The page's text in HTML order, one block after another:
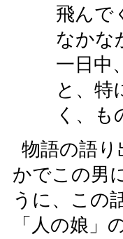
飛んで
なかな
一日中
と、特
く、
物語の語
かでこの男
うに、この
「人の娘」